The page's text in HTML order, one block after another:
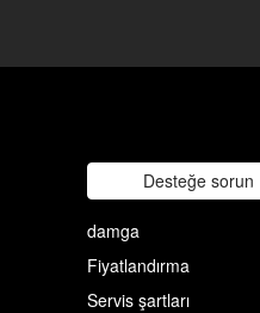
Desteğe sorun
damga
Fiyatlandırma
Servis şartları